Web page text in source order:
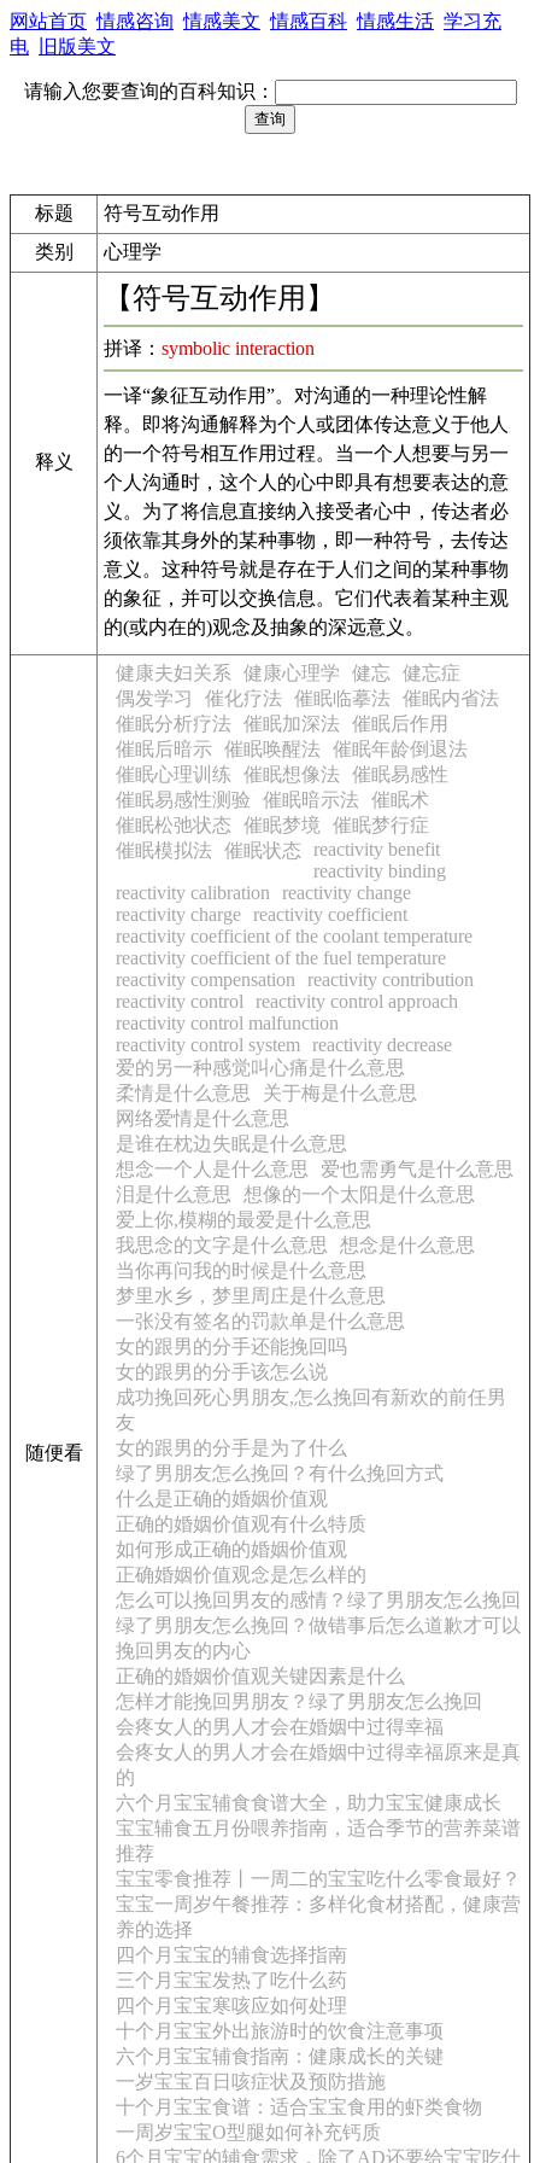
网站首页 情感咨询 情感美文 情感百科 情感生活 学习充
电
旧版美文
请输入您要查询的百科知识：
标题
符号互动作用
类别
心理学
释义
【符号互动作用】
拼译： symbolic interaction
一译“象征互动作用”。对沟通的一种理论性解
释。即将沟通解释为个人或团体传达意义于他人
的一个符号相互作用过程。当一个人想要与另一
个人沟通时，这个人的心中即具有想要表达的意
义。为了将信息直接纳入接受者心中，传达者必
须依靠其身外的某种事物，即一种符号，去传达
意义。这种符号就是存在于人们之间的某种事物
的象征，并可以交换信息。它们代表着某种主观
的(或内在的)观念及抽象的深远意义。
随便看
健康夫妇关系 健康心理学 健忘
健忘症
偶发学习
催化疗法 催眠临摹法 催眠内省法
催眠分析疗法 催眠加深法 催眠后作用
催眠后暗示 催眠唤醒法 催眠年龄倒退法
催眠心理训练
催眠想像法 催眠易感性
催眠易感性测验
催眠暗示法 催眠术
催眠松弛状态
催眠梦境
催眠梦行症
催眠模拟法 催眠状态
reactivity benefit
reactivity binding
reactivity calibration
reactivity change
reactivity charge reactivity coefficient
reactivity coefficient of the coolant temperature
reactivity coefficient of the fuel temperature
reactivity compensation
reactivity contribution
reactivity control
reactivity control approach
reactivity control malfunction
reactivity control system
reactivity decrease
爱的另一种感觉叫心痛是什么意思
柔情是什么意思
关于梅是什么意思
网络爱情是什么意思
是谁在枕边失眠是什么意思
想念一个人是什么意思
爱也需勇气是什么意思
泪是什么意思
想像的一个太阳是什么意思
爱上你,模糊的最爱是什么意思
我思念的文字是什么意思
想念是什么意思
当你再问我的时候是什么意思
梦里水乡，梦里周庄是什么意思
一张没有签名的罚款单是什么意思
女的跟男的分手还能挽回吗
女的跟男的分手该怎么说
成功挽回死心男朋友,怎么挽回有新欢的前任男
友
女的跟男的分手是为了什么
绿了男朋友怎么挽回？有什么挽回方式
什么是正确的婚姻价值观
正确的婚姻价值观有什么特质
如何形成正确的婚姻价值观
正确婚姻价值观念是怎么样的
怎么可以挽回男友的感情？绿了男朋友怎么挽回
绿了男朋友怎么挽回？做错事后怎么道歉才可以
挽回男友的内心
正确的婚姻价值观关键因素是什么
怎样才能挽回男朋友？绿了男朋友怎么挽回
会疼女人的男人才会在婚姻中过得幸福
会疼女人的男人才会在婚姻中过得幸福原来是真
的
六个月宝宝辅食食谱大全，助力宝宝健康成长
宝宝辅食五月份喂养指南，适合季节的营养菜谱
推荐
宝宝零食推荐丨一周二的宝宝吃什么零食最好？
宝宝一周岁午餐推荐：多样化食材搭配，健康营
养的选择
四个月宝宝的辅食选择指南
三个月宝宝发热了吃什么药
四个月宝宝寒咳应如何处理
十个月宝宝外出旅游时的饮食注意事项
六个月宝宝辅食指南：健康成长的关键
一岁宝宝百日咳症状及预防措施
十个月宝宝食谱：适合宝宝食用的虾类食物
一周岁宝宝O型腿如何补充钙质
6个月宝宝的辅食需求，除了AD还要给宝宝吃什